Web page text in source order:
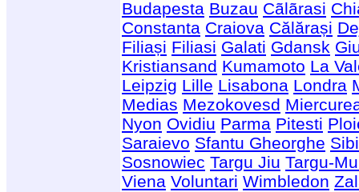
Budapesta Buzau Cãlãrasi
Constanta Craiova Călărași
Filiași Filiasi Galati Gdansk
Kristiansand Kumamoto La
Leipzig Lille Lisabona Londra
Medias Mezokovesd
Nyon Ovidiu Parma Pitesti
Saraievo Sfantu Gheorghe
Sosnowiec Targu Jiu Targu-
Viena Voluntari Wimbledon